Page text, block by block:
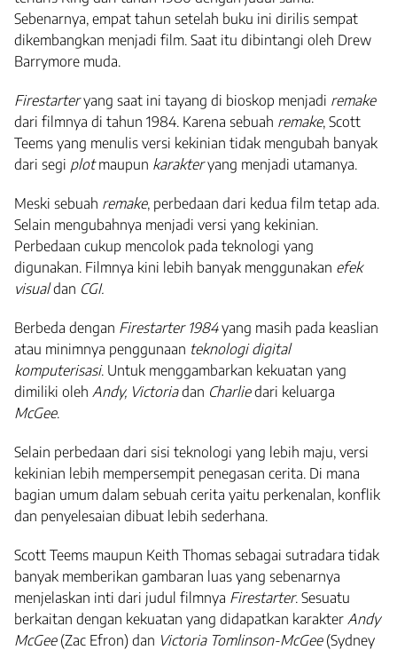
Sebenarnya, empat tahun setelah buku ini dirilis sempat
dikembangkan menjadi film. Saat itu dibintangi oleh Drew
Barrymore muda.
Firestarteryang saat ini tayang di bioskop menjadi remake
dari filmnya di tahun 1984. Karena sebuah remake, Scott
Teems yang menulis versi kekinian tidak mengubah banyak
dari segi plotmaupun karakteryang menjadi utamanya.
Meski sebuah remake, perbedaan dari kedua film tetap ada.
Selain mengubahnya menjadi versi yang kekinian.
Perbedaan cukup mencolok pada teknologi yang
digunakan. Filmnya kini lebih banyak menggunakan efek
visualdan CGI.
Berbeda dengan Firestarter 1984yang masih pada keaslian
atau minimnya penggunaan teknologi digital
komputerisasi. Untuk menggambarkan kekuatan yang
dimiliki oleh Andy, Victoriadan Charliedari keluarga
McGee.
Selain perbedaan dari sisi teknologi yang lebih maju, versi
kekinian lebih mempersempit penegasan cerita. Di mana
bagian umum dalam sebuah cerita yaitu perkenalan, konflik
dan penyelesaian dibuat lebih sederhana.
Scott Teems maupun Keith Thomas sebagai sutradara tidak
banyak memberikan gambaran luas yang sebenarnya
menjelaskan inti dari judul filmnya Firestarter. Sesuatu
berkaitan dengan kekuatan yang didapatkan karakter Andy
McGee(Zac Efron) dan Victoria Tomlinson-McGee(Sydney